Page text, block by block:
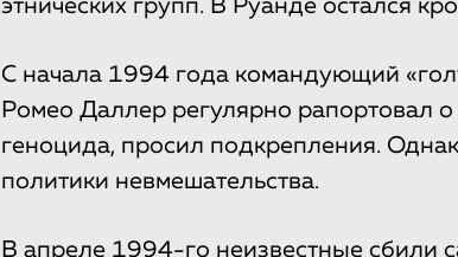
этнических групп. В Руанде остался
С начала 1994 года командующий
Ромео Даллер регулярно рапортовал
геноцида, просил подкрепления.
политики невмешательства.
В апреле 1994-го неизвестные сбили